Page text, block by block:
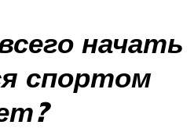
начать
спортом